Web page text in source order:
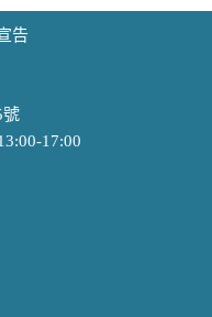
告
號
17:00